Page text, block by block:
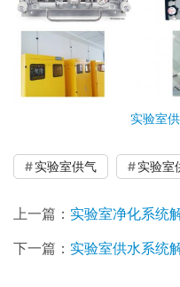
实验室
实验室供气 实验室
上一篇： 实验室净化系统
下一篇： 实验室供水系统